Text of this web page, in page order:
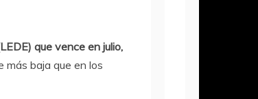
que vence en julio,
baja que en los